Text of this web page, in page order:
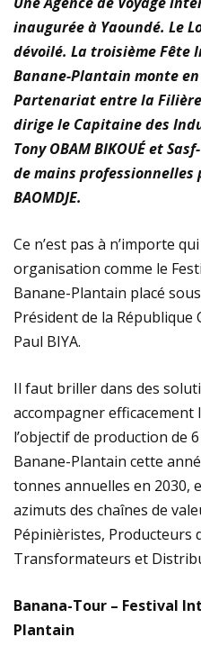
plastiques
Immersion au cœur de
FOCACO salue la
le maintien strict du Cap
2026
rencontre féminine
inaugurée à Yaoundé. Le
dévoilé. La troisième Fête
Banane-Plantain monte
Partenariat entre la
dirige le Capitaine des
Tony OBAM BIKOUÉ et
de mains professionnelles
BAOMDJE.
Ce n’est pas à n’importe
organisation comme le
Banane-Plantain placé
Président de la République
Paul BIYA.
Il faut briller dans des
accompagner
l’objectif de production de
Banane-Plantain cette
tonnes annuelles en 2030,
azimuts des chaînes de
Pépinièristes, Producteurs
Transformateurs et
Banana-Tour – Festival
Plantain